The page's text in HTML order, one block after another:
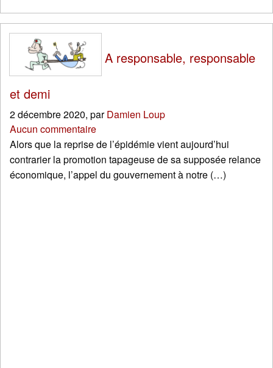
A responsable, responsable
et demi
2 décembre 2020, parDamien Loup
Aucun commentaire
Alors que la reprise de l’épidémie vient aujourd’hui
contrarier la promotion tapageuse de sa supposée relance
économique, l’appel du gouvernement à notre (…)